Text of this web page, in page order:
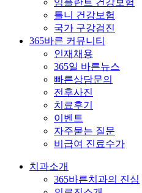
임플란트 건강보험
틀니 건강보험
국가 구강검진
365바른 커뮤니티
인재채용
365일 바른뉴스
빠른상담문의
전후사진
치료후기
이벤트
자주묻는 질문
비급여 진료수가
치과소개
365바른치과의 진심